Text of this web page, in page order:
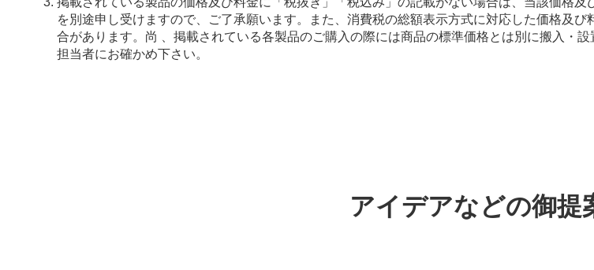
を別途申し受けますので、ご了承願います。また、消費税の総額表示方式に対応した価格及
合があります。尚 、掲載されている各製品のご購入の際には商品の標準価格とは別に搬入・
担当者にお確かめ下さい。
アイデアなどの御提